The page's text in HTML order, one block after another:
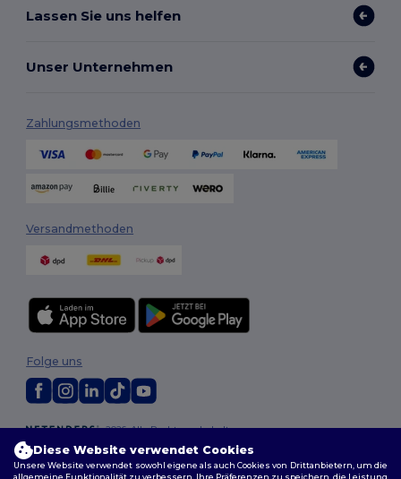
Lassen Sie uns helfen
Unser Unternehmen
Zahlungsmethoden
Versandmethoden
2026. Alle Rechte vorbehalten
Allgemeine Geschäftsbedingungen|Personalisierungsrichtlinien
Datenschutzbestimmungen | Cookie-Richtlinie | Site Map
Folge uns
Diese Website verwendet Cookies
Unsere Website verwendet sowohl eigene als auch Cookies von Drittanbietern, um die
allgemeine Funktionalität zu verbessern, Ihre Präferenzen zu speichern, die Leistung